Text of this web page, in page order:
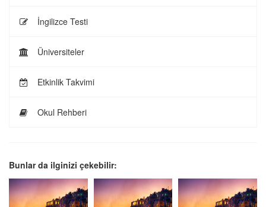
İngilizce Testi
Üniversiteler
Etkinlik Takvimi
Okul Rehberi
Bunlar da ilginizi çekebilir: